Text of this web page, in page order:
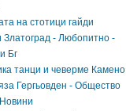
на стотици гайди
Златоград - Любопитно -
Бг
танци и чеверме Камено
Гергьовден - Общество